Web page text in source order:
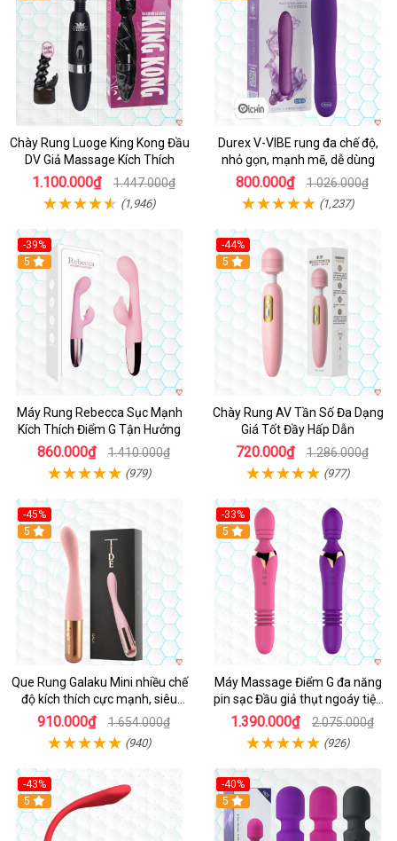
Chày Rung Luoge King Kong Đầu
DV Giả Massage Kích Thích
1.100.000₫ 1.447.000₫
(1,946)
Durex V-VIBE rung đa chế độ,
nhỏ gọn, mạnh mẽ, dễ dùng
800.000₫ 1.026.000₫
(1,237)
-39%
Hot
5
Máy Rung Rebecca Sục Mạnh
Kích Thích Điểm G Tận Hưởng
860.000₫ 1.410.000₫
(979)
-44%
Hot
5
Chày Rung AV Tần Số Đa Dạng
Giá Tốt Đầy Hấp Dẫn
720.000₫ 1.286.000₫
(977)
-45%
Hot
5
Que Rung Galaku Mini nhiều chế
độ kích thích cực mạnh, siêu
sướng
910.000₫ 1.654.000₫
(940)
-33%
Hot
5
Máy Massage Điểm G đa năng
pin sạc Đầu giả thụt ngoáy tiện
lợi
1.390.000₫ 2.075.000₫
(926)
-43%
Hot
5
-40%
5